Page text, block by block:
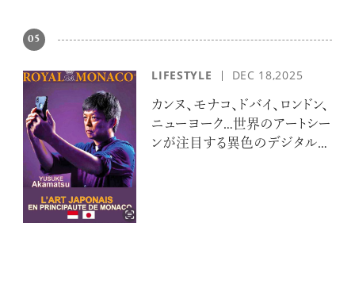
05
LIFESTYLE DEC 18,2025
カンヌ、モナコ、ドバイ、ロンドン、
ニューヨーク…世界のアートシー
ンが注目する異色のデジタルア